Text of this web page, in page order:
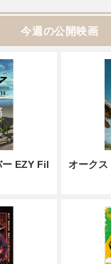
今週の公開映画
ー EZY Fil
オークス